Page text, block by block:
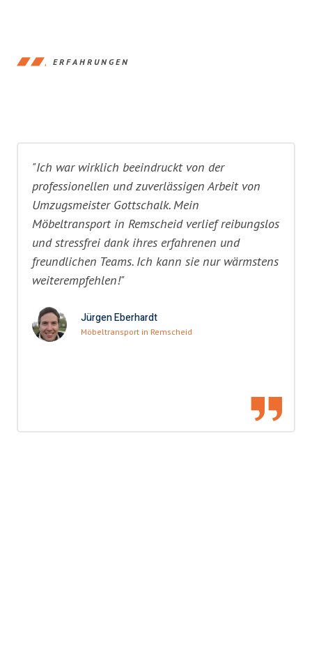
ERFAHRUNGEN
"Ich war wirklich beeindruckt von der
professionellen und zuverlässigen Arbeit von
Umzugsmeister Gottschalk. Mein
Möbeltransport in Remscheid verlief reibungslos
und stressfrei dank ihres erfahrenen und
freundlichen Teams. Ich kann sie nur wärmstens
weiterempfehlen!"
Jürgen Eberhardt
Möbeltransport in Remscheid